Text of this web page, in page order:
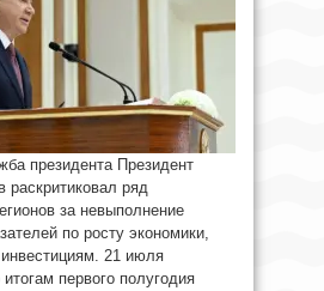
президента Президент
раскритиковал ряд
за невыполнение
по росту экономики,
21 июля
первого полугодия